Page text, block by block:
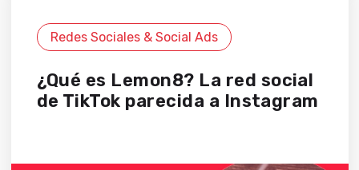
Redes Sociales & Social Ads
¿Qué es Lemon8? La red social
de TikTok parecida a Instagram